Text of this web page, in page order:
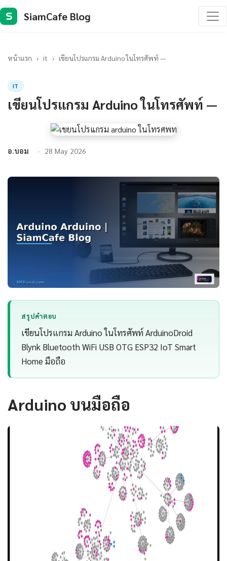
S SiamCafe Blog
หน้าแรก › it › เขียนโปรแกรม Arduino ในโทรศัพท์ —
IT
เขียนโปรแกรม Arduino ในโทรศัพท์ —
อ.บอม 28 May 2026
สรุปคำตอบ
เขียนโปรแกรม Arduino ในโทรศัพท์ ArduinoDroid
Blynk Bluetooth WiFi USB OTG ESP32 IoT Smart
Home มือถือ
Arduino บนมือถือ